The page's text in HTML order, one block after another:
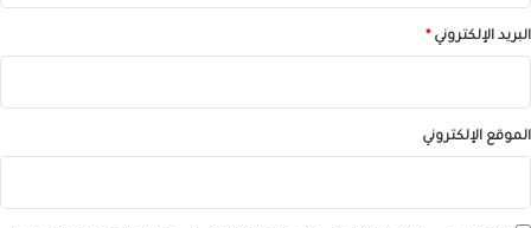
البريد الإلكتروني*
الموقع الإلكتروني